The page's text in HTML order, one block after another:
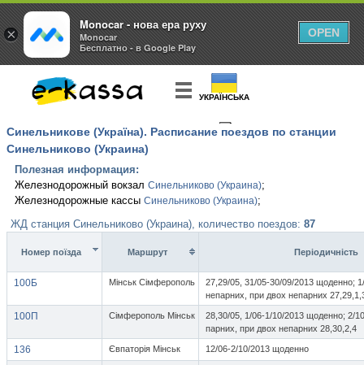
УКРАЇНСЬКА
Синельникове (Україна). Расписание поездов по станции
Синельниково (Украина)
Полезная информация:
Железнодорожный вокзал Синельниково (Украина);
Железнодорожные кассы Синельниково (Украина);
ЖД станция Синельниково (Украина), количество поездов: 87
Номер поїзда Маршрут Перiодичнiсть
100Б Мінськ Сімферополь
27,29/05, 31/05-30/09/2013 щоденно;
непарних, при двох непарних
100П Сімферополь Мінськ
28,30/05, 1/06-1/10/2013 щоденно; 2/
парних, при двох непарних 28,30,2,4
136 Євпаторія Мінськ 12/06-2/10/2013 щоденно
×
Monocar - нова ера руху
Monocar
Бесплатно - в Google Play
OPEN